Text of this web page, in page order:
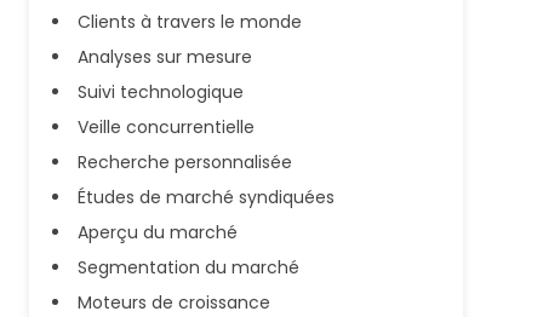
Clients à travers le monde
Analyses sur mesure
Suivi technologique
Veille concurrentielle
Recherche personnalisée
Études de marché syndiquées
Aperçu du marché
Segmentation du marché
Moteurs de croissance